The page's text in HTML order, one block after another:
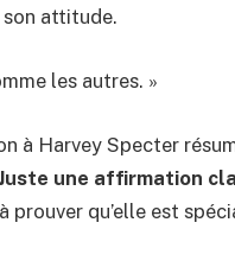
son attitude.
les autres. »
à Harvey Specter
une affirmation
prouver qu’elle est